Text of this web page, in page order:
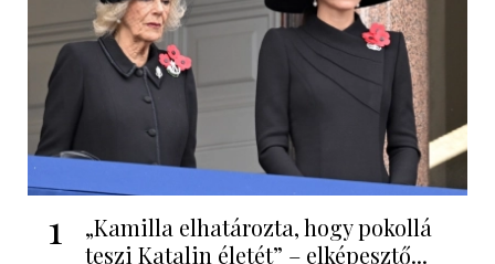
1
„Kamilla elhatározta, hogy pokollá
teszi Katalin életét” – elképesztő...